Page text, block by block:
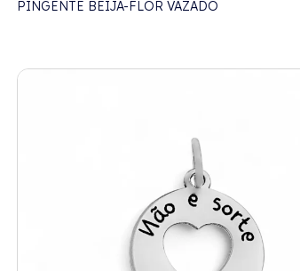
PINGENTE BEIJA-FLOR VAZADO